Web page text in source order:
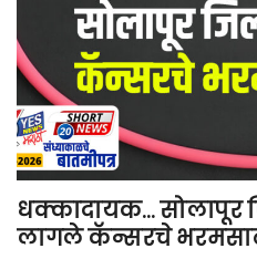
धक्कादायक… सोलापूर
लागले कॅन्सरचे